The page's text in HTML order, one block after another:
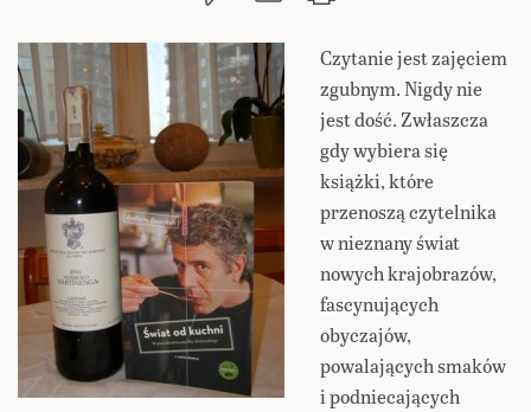
Czytanie jest zajęciem
zgubnym. Nigdy nie
jest dość. Zwłaszcza
gdy wybiera się
książki, które
przenoszą czytelnika
w nieznany świat
nowych krajobrazów,
fascynujących
obyczajów,
powalających smaków
i podniecających